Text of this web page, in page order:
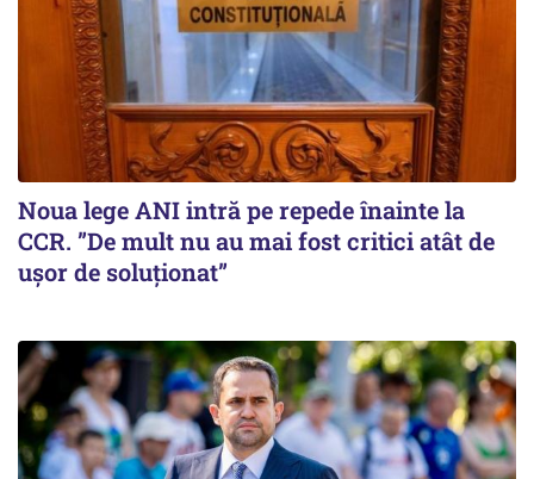
Noua lege ANI intră pe repede înainte la
CCR. ”De mult nu au mai fost critici atât de
ușor de soluționat”